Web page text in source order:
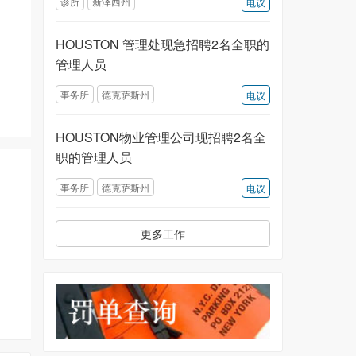
HOUSTON 管理处现急招聘2名全职的
管理人员
电议
事务所 德克萨斯州
HOUSTON物业管理公司现招聘2名全
职的管理人员
电议
事务所 德克萨斯州
更多工作